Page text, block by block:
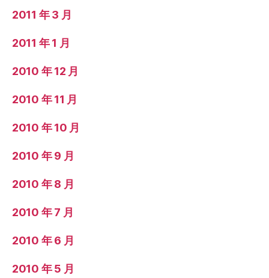
2011 年 3 月
2011 年 1 月
2010 年 12 月
2010 年 11 月
2010 年 10 月
2010 年 9 月
2010 年 8 月
2010 年 7 月
2010 年 6 月
2010 年 5 月